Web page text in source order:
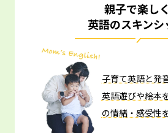
親子で楽しく
英語のスキンシ
子育て英語と発
英語遊びや絵本
の情緒・感受性